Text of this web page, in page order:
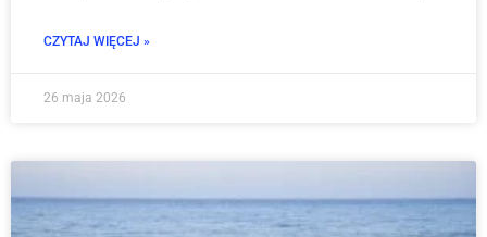
CZYTAJ WIĘCEJ »
26 maja 2026